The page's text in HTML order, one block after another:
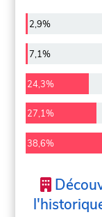
2,9%
7,1%
24,3%
27,1%
38,6%